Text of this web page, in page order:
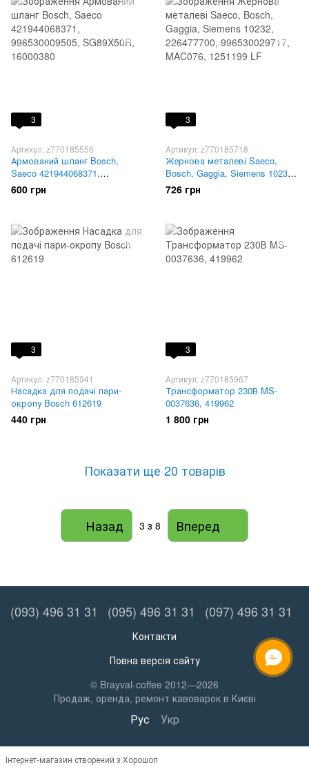
3
Артикул: z770185556
Армований шланг Bosch,
Saeco 421944068371,
996530009505, SG89X50R,
16000380
600 грн
3
Артикул: z770185718
Жернова металеві Saeco,
Bosch, Gaggia, Siemens 10232,
226477700, 996530029717,
MAC076, 1251199 LF
726 грн
3
Артикул: z770185941
Насадка для подачі пари-
окропу Bosch 612619
440 грн
3
Артикул: z770185967
Трансформатор 230В MS-
0037636, 419962
1 800 грн
Показати ще 20 товарів
Назад 3 з 8 Вперед
(093) 496 31 31 (095) 496 31 31 (097) 496 31 31
Контакти
Повна версія сайту
© Brayval-coffee 2012—2026
Продаж, оренда, ремонт кавоварок в Києві
Рус Укр
Інтернет-магазин створений з Хорошоп
ОНЛАЙН ЧАТ